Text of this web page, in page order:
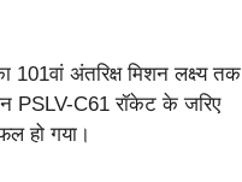
अंतरिक्ष मिशन लक्ष्य तक
PSLV-C61 रॉकेट के जरिए
हो गया।